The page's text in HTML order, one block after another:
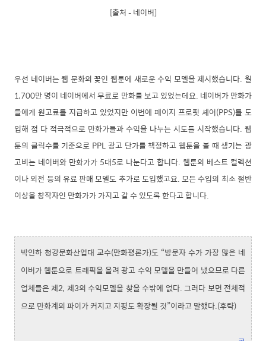
[출처 – 네이버]
우선 네이버는 웹 문화의 꽃인 웹툰에 새로운 수익 모델을 제시했습니다. 월
1,700만 명이 네이버에서 무료로 만화를 보고 있었는데요. 네이버가 만화가
들에게 원고료를 지급하고 있었지만 이번에 페이지 프로핏 셰어(PPS)를 도
입해 점 다 적극적으로 만화가들과 수익을 나누는 시도를 시작했습니다. 웹
툰의 클릭수를 기준으로 PPL 광고 단가를 책정하고 웹툰을 볼 때 생기는 광
고비는 네이버와 만화가가 5대5로 나눈다고 합니다. 웹툰의 베스트 컬렉션
이나 외전 등의 유료 판매 모델도 추가로 도입했고요. 모든 수입의 최소 절반
이상을 창작자인 만화가가 가지고 갈 수 있도록 한다고 합니다.
박인하 청강문화산업대 교수(만화평론가)도 “방문자 수가 가장 많은 네
이버가 웹툰으로 트래픽을 올려 광고 수익 모델을 만들어 냈으므로 다른
업체들은 제2, 제3의 수익모델을 찾을 수밖에 없다. 그러다 보면 전체적
으로 만화계의 파이가 커지고 지평도 확장될 것”이라고 말했다.(후략)